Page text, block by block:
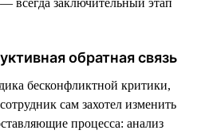
обратная связь
бесконфликтной критики,
сам захотел изменить
процесса: анализ